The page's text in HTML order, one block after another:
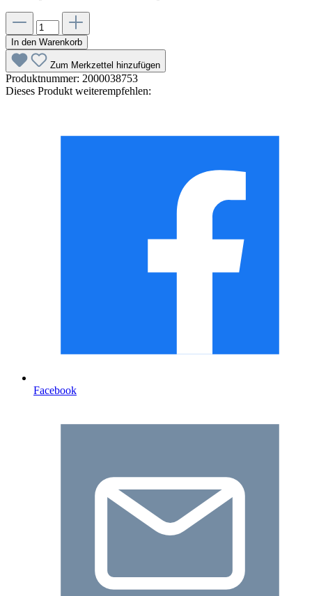
In den Warenkorb
Zum Merkzettel hinzufügen
Produktnummer: 2000038753
Dieses Produkt weiterempfehlen:
Facebook